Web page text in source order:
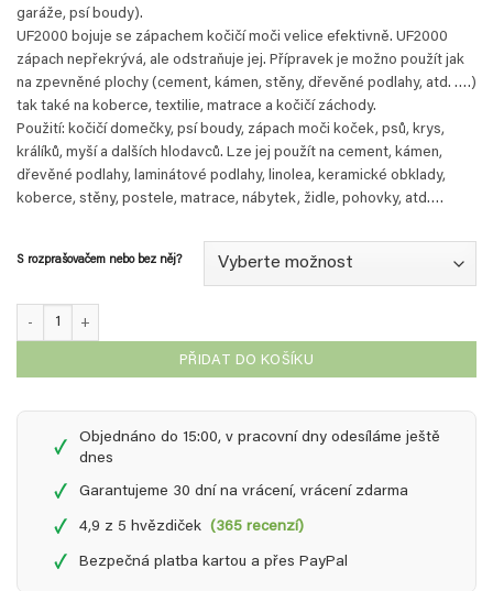
garáže, psí boudy).
UF2000 bojuje se zápachem kočičí moči velice efektivně. UF2000
zápach nepřekrývá, ale odstraňuje jej. Přípravek je možno použít jak
na zpevněné plochy (cement, kámen, stěny, dřevěné podlahy, atd. ….)
tak také na koberce, textilie, matrace a kočičí záchody.
Použití: kočičí domečky, psí boudy, zápach moči koček, psů, krys,
králíků, myší a dalších hlodavců. Lze jej použít na cement, kámen,
dřevěné podlahy, laminátové podlahy, linolea, keramické obklady,
koberce, stěny, postele, matrace, nábytek, židle, pohovky, atd….
S rozprašovačem nebo bez něj?
PŘIDAT DO KOŠÍKU
✓
Objednáno do 15:00, v pracovní dny odesíláme ještě
dnes
✓ Garantujeme 30 dní na vrácení, vrácení zdarma
✓ 4,9 z 5 hvězdiček(365 recenzí)
✓ Bezpečná platba kartou a přes PayPal